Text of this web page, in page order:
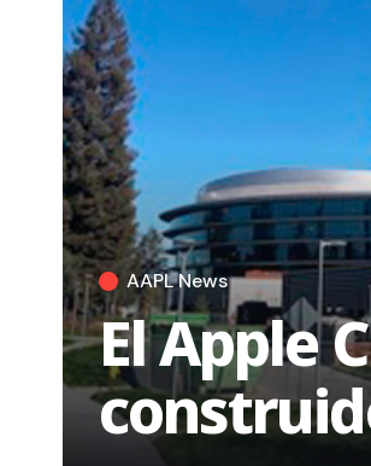
AAPL News
El Apple